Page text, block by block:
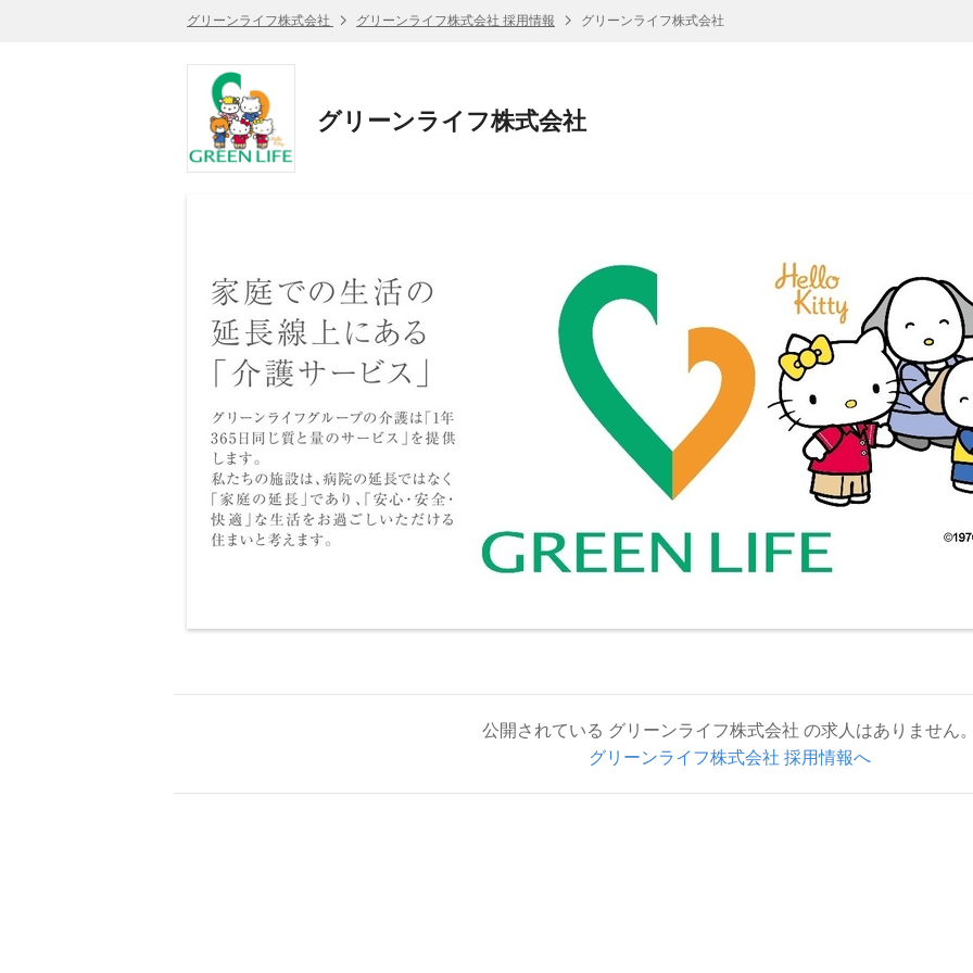
グリーンライフ株式会社 グリーンライフ株式会社 採用情報 グリーンライフ株式会社
グリーンライフ株式会社
公開されている グリーンライフ株式会社 の求人はありません
グリーンライフ株式会社 採用情報へ